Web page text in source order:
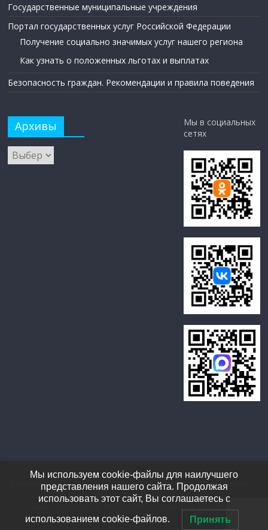
Государственные муниципальные учреждения
Портал государственных услуг Российской Федерации
Получение социально значимых услуг нашего региона
Как узнать о положенных льготах и выплатах
Безопасность граждан. Рекомендации и правила поведения
Архивы
Мы в социальных
сетях
Копирайт © 2026ОГБУСО "Усть-Илимский дом социального
обслуживания". Все права защищены.
ThemeGrill
Мы используем cookie-файлы для наилучшего
представления нашего сайта. Продолжая
использовать этот сайт, Вы соглашаетесь с
использованием cookie-файлов. Принять